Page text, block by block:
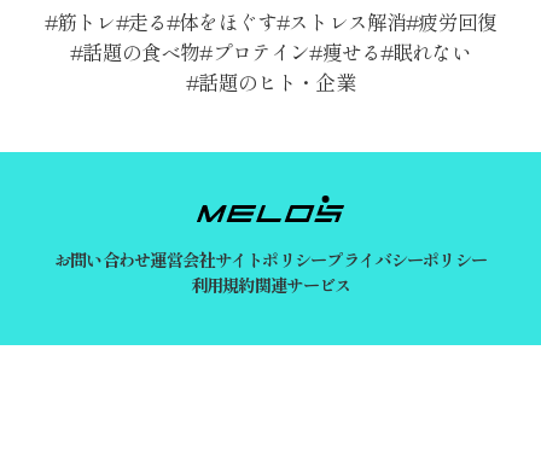
筋トレ 走る 体をほぐす ストレス解消 疲労回復
話題の食べ物 プロテイン 痩せる 眠れない
話題のヒト・企業
お問い合わせ運営会社サイトポリシープライバシーポリシー
利用規約関連サービス